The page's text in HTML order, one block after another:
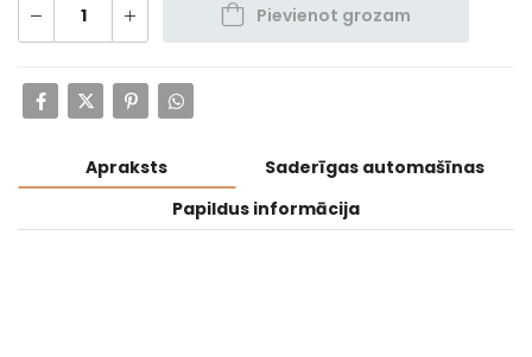
Pievienot grozam
Apraksts
Saderīgas automašīnas
Papildus informācija